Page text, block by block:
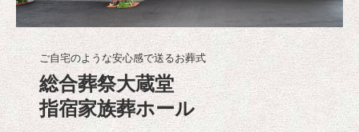
ご自宅のような安心感で送るお葬式
総合葬祭大蔵堂
指宿家族葬ホール